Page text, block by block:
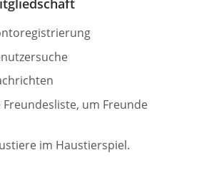
Freundesliste, um Freunde
im Haustierspiel.